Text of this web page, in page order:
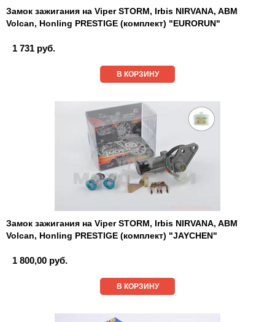
Замок зажигания на Viper STORM, Irbis NIRVANA, ABM
Volcan, Honling PRESTIGE (комплект) "EURORUN"
1 731 руб.
В КОРЗИНУ
Замок зажигания на Viper STORM, Irbis NIRVANA, ABM
Volcan, Honling PRESTIGE (комплект) "JAYCHEN"
1 800,00 руб.
В КОРЗИНУ